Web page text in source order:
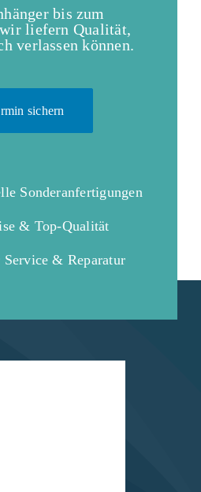
bis zum
liefern Qualität,
verlassen können.
sichern
Sonderanfertigungen
& Top-Qualität
Service & Reparatur